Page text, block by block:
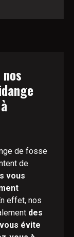
de fosse
de
vous
effet, nos
des
évite